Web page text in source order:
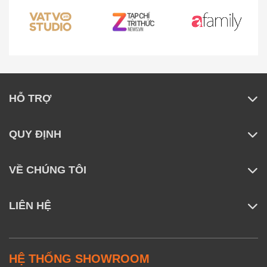
HỖ TRỢ
QUY ĐỊNH
VỀ CHÚNG TÔI
LIÊN HỆ
HỆ THỐNG SHOWROOM